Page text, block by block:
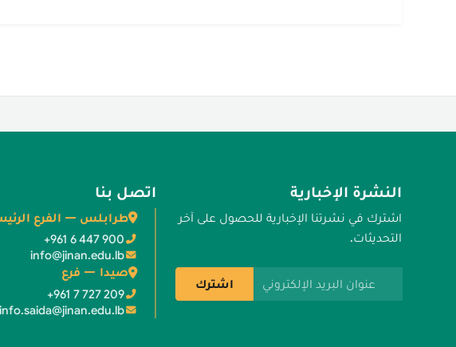
اتصل بنا
طرابلس — الفرع
+961 6 447 900
info@jinan.edu.lb
صيدا — فرع
+961 7 727 209
info.saida@jinan.edu.lb
النشرة الإخبارية
اشترك في نشرتنا الإخبارية للحصول على آخر
التحديثات.
عنوان البريد الإلكتروني اشترك